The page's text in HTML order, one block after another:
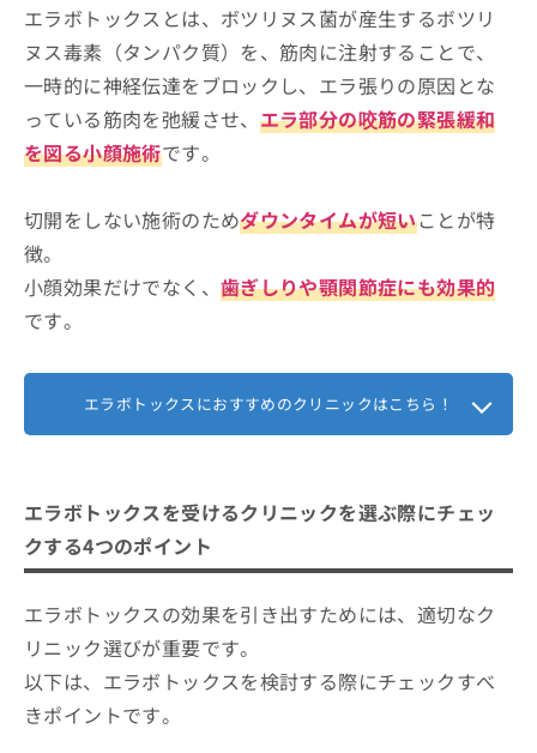
よつば会クリニック 名古屋院
アールビューティークリニック 名古屋院
千賀内科外科クリニック
【エラボトックスの基礎知識】これを知ってか
らエラボトックスを検討しよう！
こんな方におすすめ
輪郭にコンプレックスを感じている方
1回の施術で効果を実感したい方
るべきこと
血流を促進する行為を控える
効果が現れるまで2週間ほどかかる
一時的に噛みにくさを感じることがある
エラボトックスに関するよくある質問10選！
エラボトックスとは、ボツリヌス菌が産生するボツリ
ヌス毒素（タンパク質）を、筋肉に注射することで、
一時的に神経伝達をブロックし、エラ張りの原因とな
っている筋肉を弛緩させ、 エラ部分の咬筋の緊張緩和
を図る小顔施術です。
切開をしない施術のためダウンタイムが短いことが特
徴。
小顔効果だけでなく、 歯ぎしりや顎関節症にも効果的
です。
エラボトックスにおすすめのクリニックはこちら！
エラボトックスを受けるクリニックを選ぶ際にチェッ
クする4つのポイント
エラボトックスの効果を引き出すためには、適切なク
リニック選びが重要です。
以下は、エラボトックスを検討する際にチェックすべ
きポイントです。